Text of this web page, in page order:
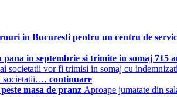
in Bucuresti pentru un centru de
in septembrie si trimite in somaj 715
societatii vor fi trimisi in somaj cu
societatii.… continuare
masa de pranz Aproape jumatate din